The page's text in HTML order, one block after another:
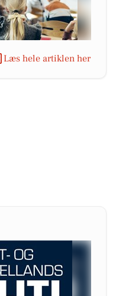
Læs hele artiklen her